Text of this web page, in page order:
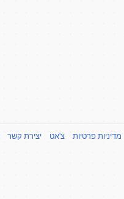
מדיניות פרטיות צ'אט יצירת קשר